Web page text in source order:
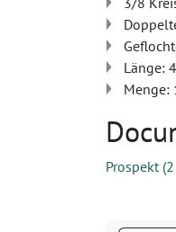
Länge:
Menge:
Prospekt(